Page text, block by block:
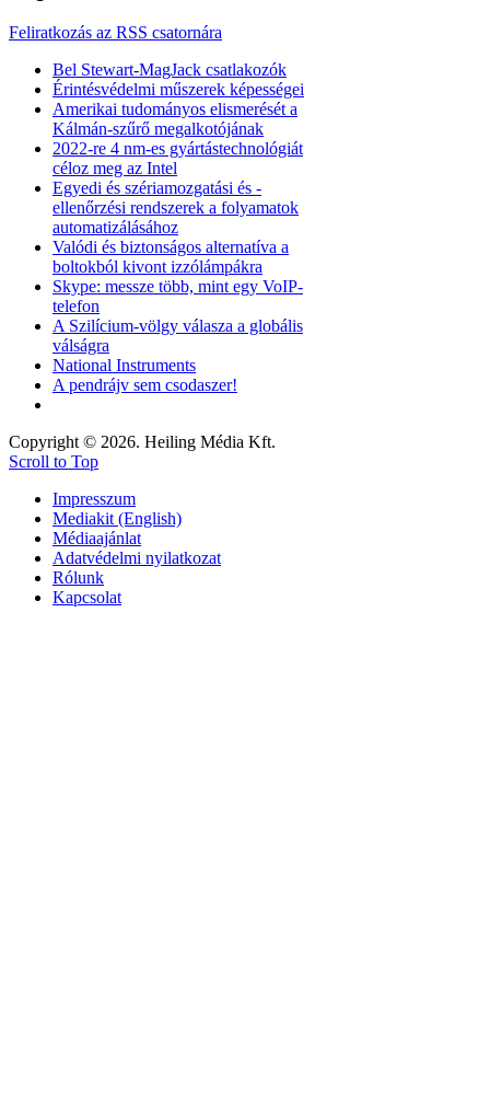
Feliratkozás az RSS csatornára
Bel Stewart-MagJack csatlakozók
Érintésvédelmi műszerek képességei
Amerikai tudományos elismerését a
Kálmán-szűrő megalkotójának
2022-re 4 nm-es gyártástechnológiát
céloz meg az Intel
Egyedi és szériamozgatási és -
ellenőrzési rendszerek a folyamatok
automatizálásához
Valódi és biztonságos alternatíva a
boltokból kivont izzólámpákra
Skype: messze több, mint egy VoIP-
telefon
A Szilícium-völgy válasza a globális
válságra
National Instruments
A pendrájv sem csodaszer!
Copyright © 2026. Heiling Média Kft.
Scroll to Top
Impresszum
Mediakit (English)
Médiaajánlat
Adatvédelmi nyilatkozat
Rólunk
Kapcsolat